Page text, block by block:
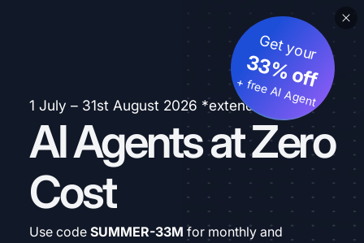
1 July – 31st August 2026 *extended
AI Agents at Zero
Cost
Get your
33% off
+ free AI Agent
Use code SUMMER-33M for monthly and